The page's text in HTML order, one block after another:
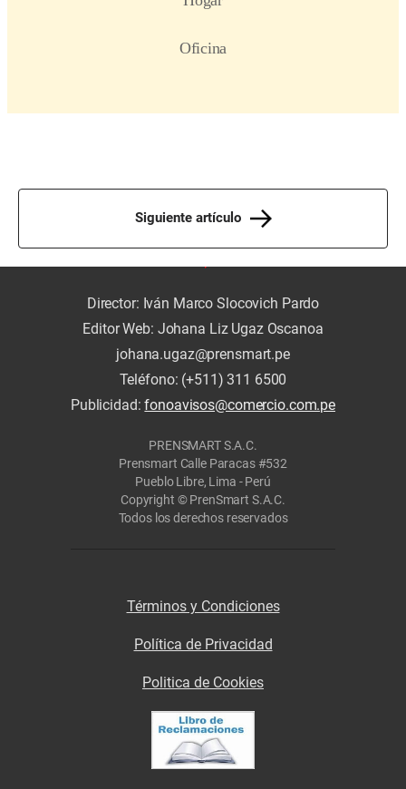
Siguiente artículo
Director: Iván Marco Slocovich Pardo
Editor Web: Johana Liz Ugaz Oscanoa
johana.ugaz@prensmart.pe
Teléfono: (+511) 311 6500
Publicidad:fonoavisos@comercio.com.pe
PRENSMART S.A.C.
Prensmart Calle Paracas #532
Pueblo Libre, Lima - Perú
Copyright © PrenSmart S.A.C.
Todos los derechos reservados
Términos y Condiciones
Política de Privacidad
Politica de Cookies